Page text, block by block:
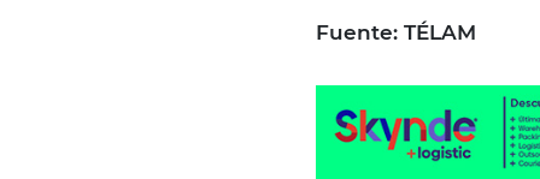
Fuente: TÉLAM